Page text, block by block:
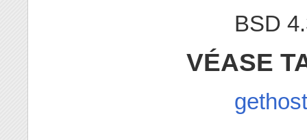
BSD
VÉASE